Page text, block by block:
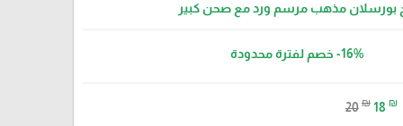
بورسلان مذهب مرسم ورد مع صحن كبير
-16%خصم لفترة محدودة
20 ₪ 18 ₪